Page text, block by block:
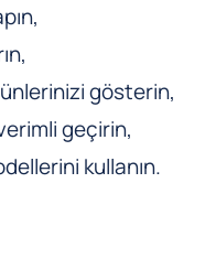
gösterin,
geçirin,
kullanın.